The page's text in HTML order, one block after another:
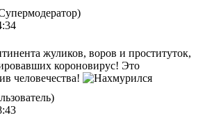
жуликов, воров и проституток,
короновирус! Это
человечества!